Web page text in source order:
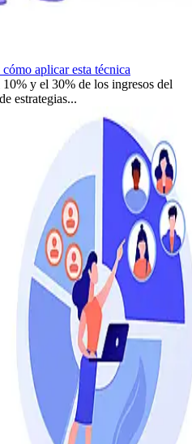
aplicar esta técnica
y el 30% de los ingresos del
estrategias...